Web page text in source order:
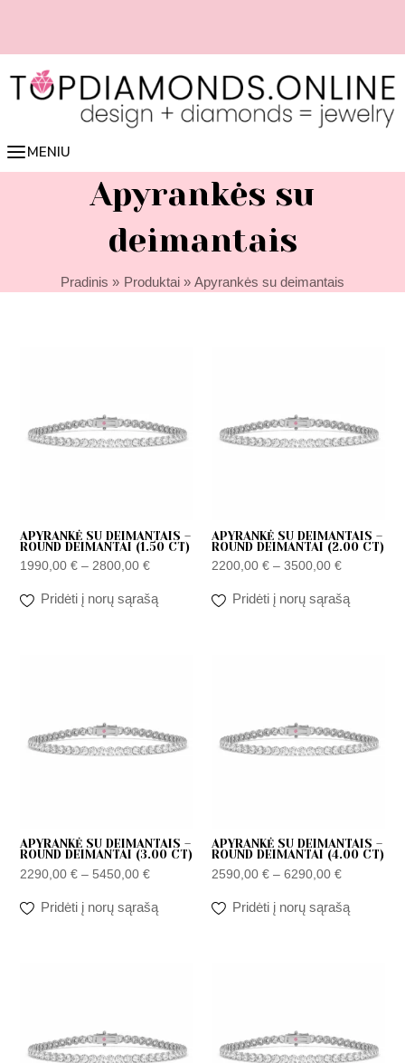
📏 Lengvai nustatyk žiedo dydį online 👉 spausk čia
MENIU
Apyrankės su
deimantais
Pradinis Produktai Apyrankės su deimantais
APYRANKĖ SU DEIMANTAIS –
ROUND DEIMANTAI (1.50 CT)
1990,00€ – 2800,00€
Pridėti į norų sąrašą
APYRANKĖ SU DEIMANTAIS –
ROUND DEIMANTAI (2.00 CT)
2200,00 € – 3500,00 €
Pridėti į norų sąrašą
APYRANKĖ SU DEIMANTAIS –
ROUND DEIMANTAI (3.00 CT)
2290,00€ – 5450,00€
Pridėti į norų sąrašą
APYRANKĖ SU DEIMANTAIS –
ROUND DEIMANTAI (4.00 CT)
2590,00 € – 6290,00 €
Pridėti į norų sąrašą